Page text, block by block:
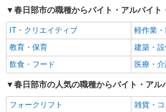
入社日応相談
即日勤務
履歴書不要
未経験
経験者・有資格者歓迎
新卒・
女性活躍中
主婦・
フリーター歓迎
学歴不問
ブランクOK
ミドル
エルダー（50代～）活躍中
時間固
春日部市の職種からバイト・アルバイト
IT・クリエイティブ
軽作業
教育・保育
建築・
飲食・フード
医療・
春日部市の人気の職種からバイト・アル
フォークリフト
雑貨・